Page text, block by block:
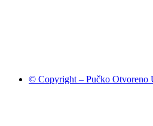
© Copyright – Pučko Otvoreno